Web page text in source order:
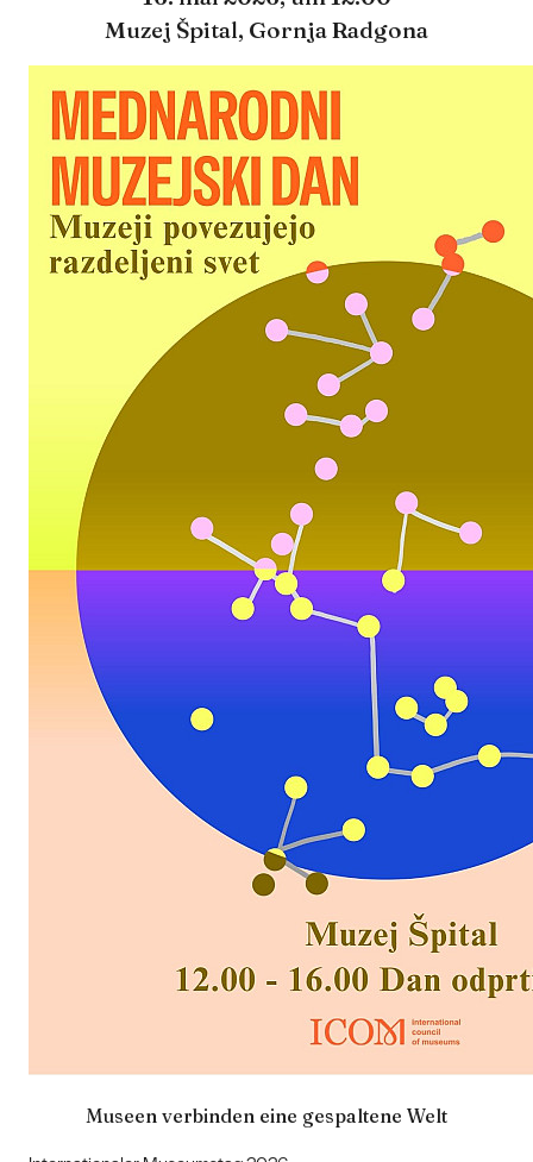
Muzej Špital, Gornja Radgona
Museen verbinden eine gespaltene Welt